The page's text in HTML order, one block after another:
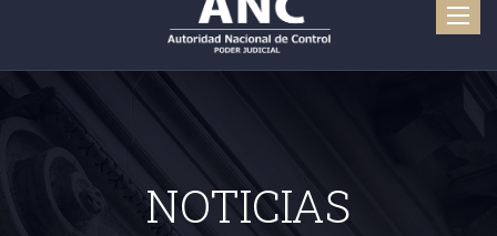
Toggle
NOTICIAS